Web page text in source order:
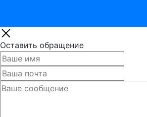
Оставить обращение